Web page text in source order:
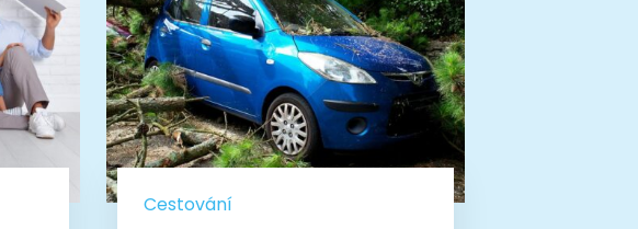
Cestování